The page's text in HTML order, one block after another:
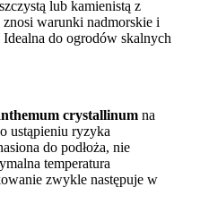
lub kamienistą z
znosi warunki nadmorskie i
do ogrodów skalnych
crystallinum na
ustąpieniu ryzyka
do podłoża, nie
temperatura
zwykle następuje w